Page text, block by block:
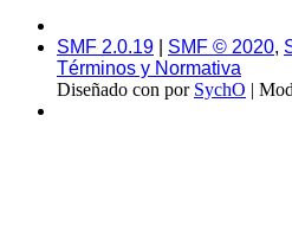
SMF 2.0.19 SMF © 2020,
Términos y Normativa
Diseñado con por SychO |